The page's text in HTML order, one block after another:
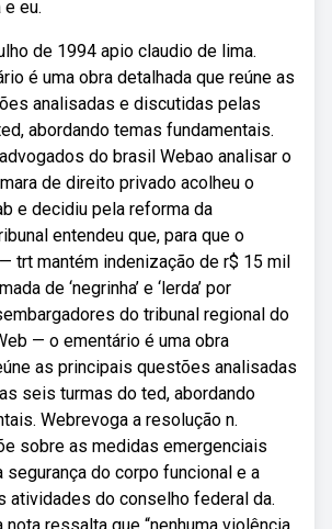
eu.
de 1994 apio claudio de lima.
é uma obra detalhada que reúne as
analisadas e discutidas pelas
abordando temas fundamentais.
do brasil Webao analisar o
de direito privado acolheu o
e decidiu pela reforma da
entendeu que, para que o
trt mantém indenização de r$ 15 mil
de ‘negrinha’ e ‘lerda’ por
do tribunal regional do
— o ementário é uma obra
as principais questões analisadas
seis turmas do ted, abordando
Webrevoga a resolução n.
sobre as medidas emergenciais
segurança do corpo funcional e a
atividades do conselho federal da.